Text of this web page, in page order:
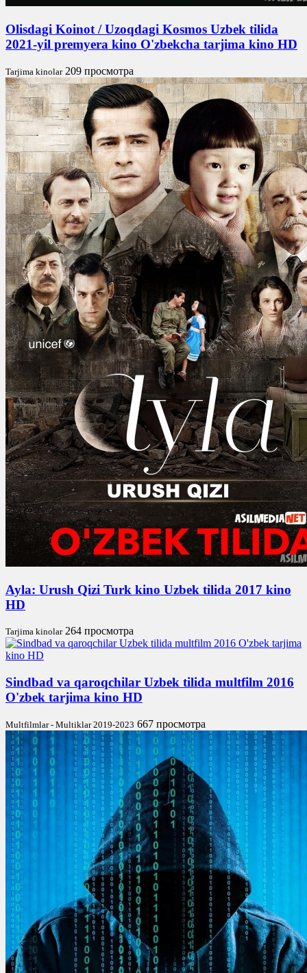
Olisdagi Koinot / Uzoqdagi Kosmos Uzbek tilida
2021-yil premyera kino O'zbekcha tarjima kino HD
Tarjima kinolar 209 просмотра
Ayla: Urush Qizi Turk kino Uzbek tilida 2017 kino
HD
Tarjima kinolar 264 просмотра
Sindbad va qaroqchilar Uzbek tilida multfilm 2016
O'zbek tarjima kino HD
Multfilmlar - Multiklar 2019-2023 667 просмотра